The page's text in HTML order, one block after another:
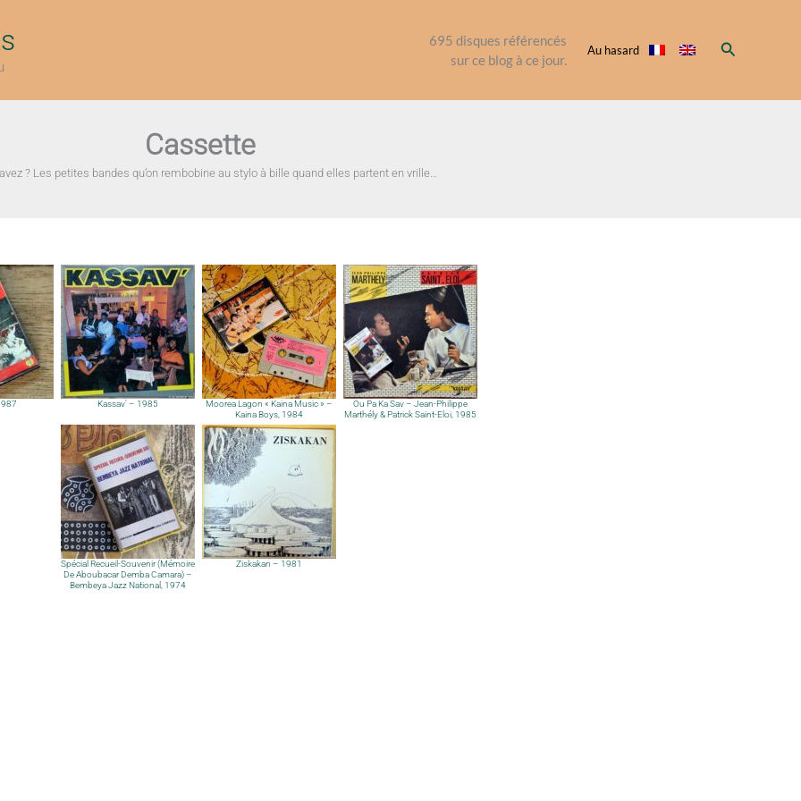
695 disques référencés
sur ce blog à ce jour.
Au hasard Rechercher
Cassette
? Les petites bandes qu’on rembobine au stylo à bille quand elles partent en vrille…
Kassav’ – 1985
Moorea Lagon « Kaina Music » –
Kaina Boys, 1984
Ou Pa Ka Sav – Jean-Philippe
Marthély & Patrick Saint-Eloi, 1985
Spécial Recueil-Souvenir (Mémoire
De Aboubacar Demba Camara) –
Bembeya Jazz National, 1974
Ziskakan – 1981